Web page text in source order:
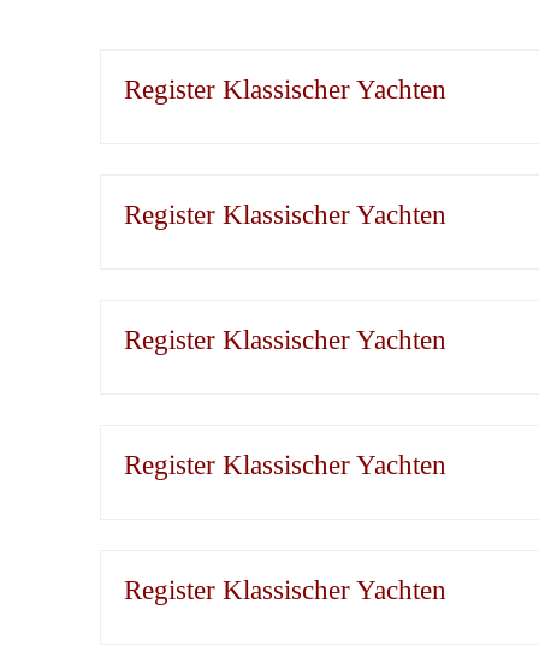
Register Klassischer Yachten
Register Klassischer Yachten
Register Klassischer Yachten
Register Klassischer Yachten
Register Klassischer Yachten